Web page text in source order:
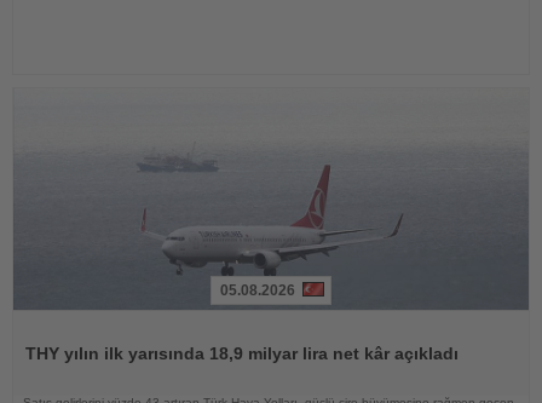
05.08.2026
THY yılın ilk yarısında 18,9 milyar lira net kâr açıkladı